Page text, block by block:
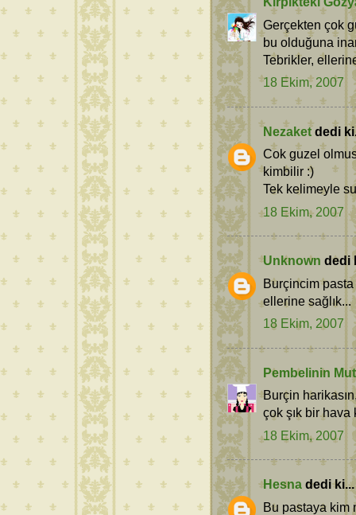
Gerçekten çok
bu olduğuna
Tebrikler,
18 Ekim, 2007
Nezaketdedi
Cok guzel
kimbilir :)
Tek kelimeyle
18 Ekim, 2007
Unknown dedi
Burçincim
ellerine sağlık...
18 Ekim, 2007
Pembelinin
Burçin
çok şık bir hava
18 Ekim, 2007
Hesna dedi ki...
Bu pastaya kim